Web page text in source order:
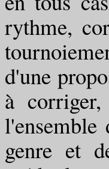
rythme,
d'une
à
genre et